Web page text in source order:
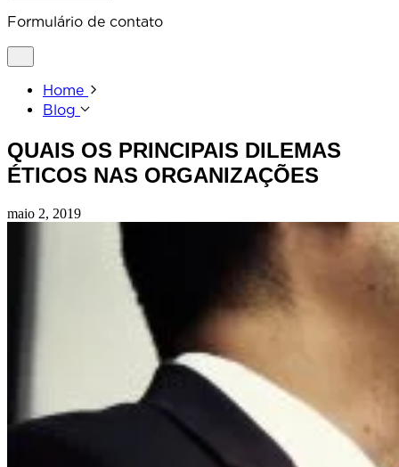
Formulário de contato
Home
Blog
QUAIS OS PRINCIPAIS DILEMAS
ÉTICOS NAS ORGANIZAÇÕES
maio 2, 2019